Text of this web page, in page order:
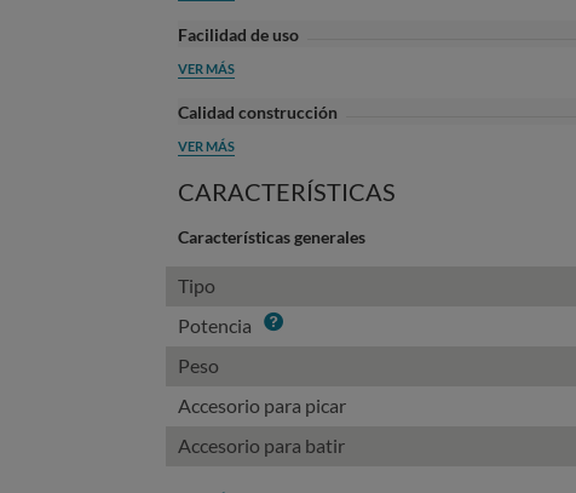
Facilidad de uso
VER MÁS
Calidad construcción
VER MÁS
CARACTERÍSTICAS
Características generales
Tipo
Potencia Info
Peso
Accesorio para picar
Accesorio para batir